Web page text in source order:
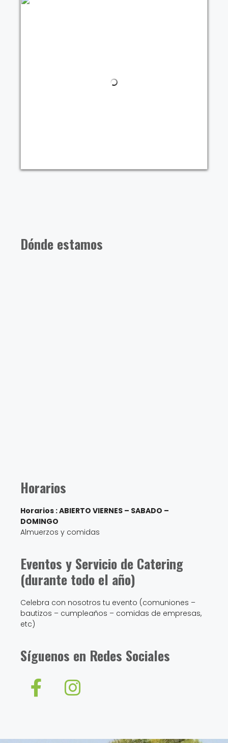
DOMINGO
Eventos y Servicio de Catering
Celebra con nosotros tu evento (comuniones –
bautizos – cumpleaños – comidas de empresas,
etc)
Síguenos en Redes Sociales